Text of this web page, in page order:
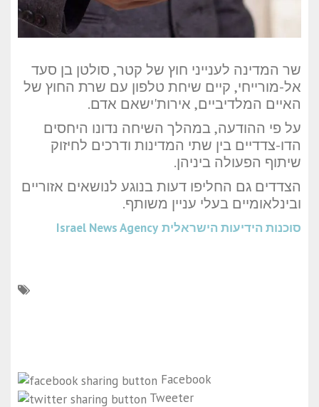
שר המדינה לענייני חוץ של קטר, סולטן בן סעד
אל-מורייחי, קיים שיחת טלפון עם שרת החוץ של
האיים המלדיביים, אירות'ישאם אדם.
על פי ההודעה, במהלך השיחה נדונו היחסים
הדו-צדדיים בין שתי המדינות ודרכים לחיזוק
שיתוף הפעולה ביניהן.
הצדדים גם החליפו דעות בנוגע לנושאים אזוריים
ובינלאומיים בעלי עניין משותף.
סוכנות הידיעות הישראלית Israel News Agency
Facebook
Tweeter